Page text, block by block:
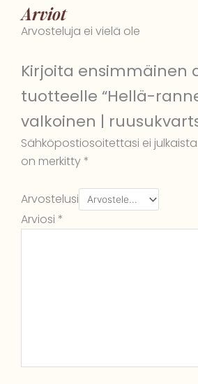
Arviot
Arvosteluja ei vielä ole
Kirjoita ensimmäinen
tuotteelle “Hellä-
valkoinen |
Sähköpostiosoitettasi ei julkaista.
on merkitty*
Arvostelusi
Arviosi *